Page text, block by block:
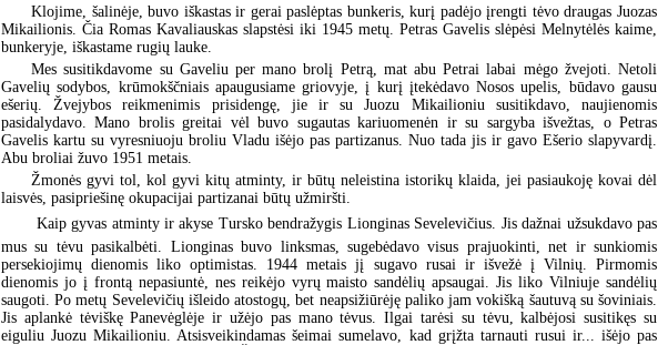
Klojime, šalinėje, buvo iškastas ir gerai paslėptas bunkeris, kurį padėjo įrengti tėvo draugas Juozas
Mikailionis. Čia Romas Kavaliauskas slapstėsi iki 1945 metų. Petras Gavelis slėpėsi Melnytėlės kaime,
bunkeryje, iškastame rugių lauke.
Mes susitikdavome su Gaveliu per mano brolį Petrą, mat abu Petrai labai mėgo žvejoti. Netoli
Gavelių sodybos, krūmokščniais apaugusiame griovyje, į kurį įtekėdavo Nosos upelis, būdavo gausu
ešerių. Žvejybos reikmenimis prisidengę, jie ir su Juozu Mikailioniu susitikdavo, naujienomis
pasidalydavo. Mano brolis greitai vėl buvo sugautas kariuomenėn ir su sargyba išvežtas, o Petras
Gavelis kartu su vyresniuoju broliu Vladu išėjo pas partizanus. Nuo tada jis ir gavo Ešerio slapyvardį.
Abu broliai žuvo 1951 metais.
Žmonės gyvi tol, kol gyvi kitų atminty, ir būtų neleistina istorikų klaida, jei pasiaukoję kovai dėl
laisvės, pasipriešinę okupacijai partizanai būtų užmiršti.
 Kaip gyvas atminty ir akyse Tursko bendražygis Lionginas Sevelevičius. Jis dažnai užsukdavo pas
mus su tėvu pasikalbėti. Lionginas buvo linksmas, sugebėdavo visus prajuokinti, net ir sunkiomis
persekiojimų dienomis liko optimistas. 1944 metais jį sugavo rusai ir išvežė į Vilnių. Pirmomis
dienomis jo į frontą nepasiuntė, nes reikėjo vyrų maisto sandėlių apsaugai. Jis liko Vilniuje sandėlių
saugoti. Po metų Sevelevičių išleido atostogų, bet neapsižiūrėję paliko jam vokišką šautuvą su šoviniais.
Jis aplankė tėviškę Panevėglėje ir užėjo pas mano tėvus. Ilgai tarėsi su tėvu, kalbėjosi susitikęs su
eiguliu Juozu Mikailioniu. Atsisveikindamas šeimai sumelavo, kad grįžta tarnauti rusui ir... išėjo pas